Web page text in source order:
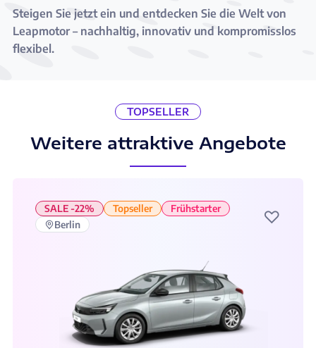
Steigen Sie jetzt ein und entdecken Sie die Welt von
Leapmotor – nachhaltig, innovativ und kompromisslos
flexibel.
TOPSELLER
Weitere attraktive Angebote
SALE -22% Topseller
Frühstarter
Berlin
♡